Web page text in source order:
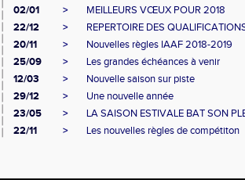
02/01
>
MEILLEURS VŒUX POUR 2018
22/12
>
REPERTOIRE DES
20/11
>
Nouvelles règles IAAF 2018-2019
25/09
>
Les grandes échéances à venir
12/03
>
Nouvelle saison sur piste
29/12
>
Une nouvelle année
23/05
>
LA SAISON ESTIVALE BAT SON
22/11
> Les nouvelles règles de compétiton